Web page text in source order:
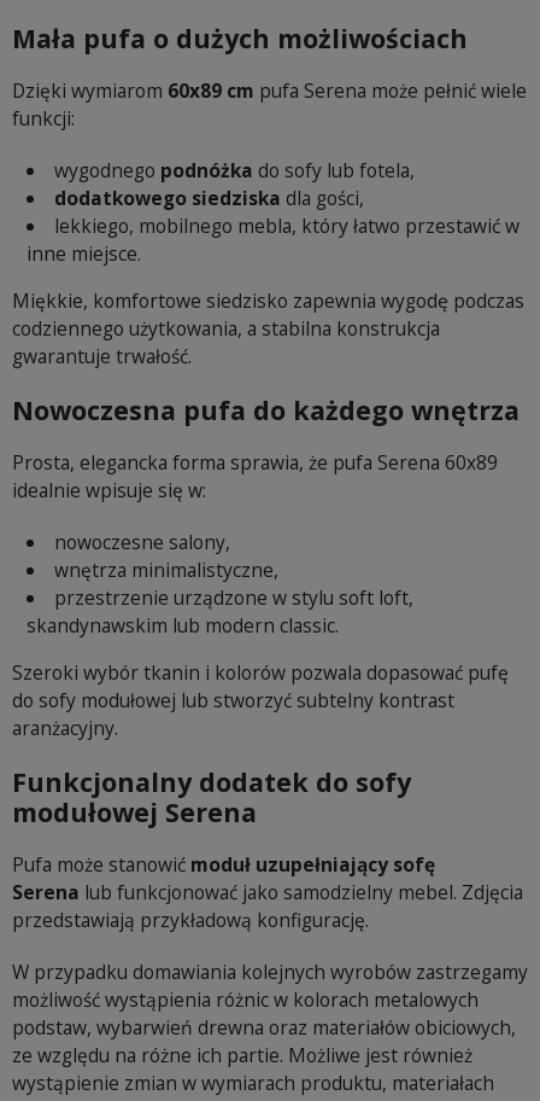
Mała pufa o dużych możliwościach
Dzięki wymiarom 60x89 cm pufa Serena może pełnić wiele
funkcji:
wygodnego podnóżka do sofy lub fotela,
dodatkowego siedziska dla gości,
lekkiego, mobilnego mebla, który łatwo przestawić w
inne miejsce.
Miękkie, komfortowe siedzisko zapewnia wygodę podczas
codziennego użytkowania, a stabilna konstrukcja
gwarantuje trwałość.
Nowoczesna pufa do każdego wnętrza
Prosta, elegancka forma sprawia, że pufa Serena 60x89
idealnie wpisuje się w:
nowoczesne salony,
wnętrza minimalistyczne,
przestrzenie urządzone w stylu soft loft,
skandynawskim lub modern classic.
Szeroki wybór tkanin i kolorów pozwala dopasować pufę
do sofy modułowej lub stworzyć subtelny kontrast
aranżacyjny.
Funkcjonalny dodatek do sofy
modułowej Serena
Pufa może stanowić moduł uzupełniający sofę
Serena lub funkcjonować jako samodzielny mebel. Zdjęcia
przedstawiają przykładową konfigurację.
W przypadku domawiania kolejnych wyrobów zastrzegamy
możliwość wystąpienia różnic w kolorach metalowych
podstaw, wybarwień drewna oraz materiałów obiciowych,
ze względu na różne ich partie. Możliwe jest również
wystąpienie zmian w wymiarach produktu, materiałach